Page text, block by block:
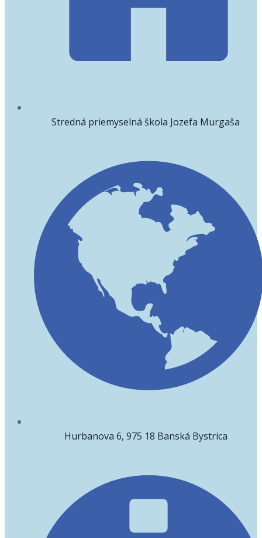
Stredná priemyselná škola Jozefa Murgaša
Hurbanova 6, 975 18 Banská Bystrica